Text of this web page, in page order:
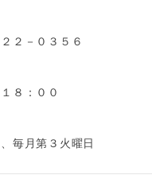
２－０３５６
８：００
毎月第３火曜日